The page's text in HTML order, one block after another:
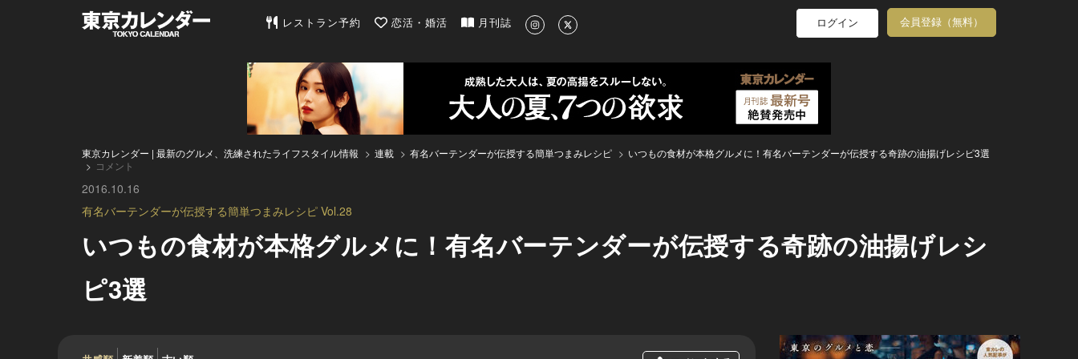
東京カレンダー | 最新のグルメ、洗練されたライフスタイル情報
レストラン予約 恋活・婚活 月刊誌 ログイン 会員登録（無料）
東京カレンダー | 最新のグルメ、洗練されたライフスタイル情報 連載 有名バーテンダーが伝授する簡単つまみレシピ
いつもの食材が本格グルメに！有名バーテンダーが伝授する奇跡の油揚げレシピ3選
コメント
2016.10.16
有名バーテンダーが伝授する簡単つまみレシピ Vol.28
いつもの食材が本格グルメに！有名バーテンダーが伝授する奇跡の油揚げレシ
ピ3選